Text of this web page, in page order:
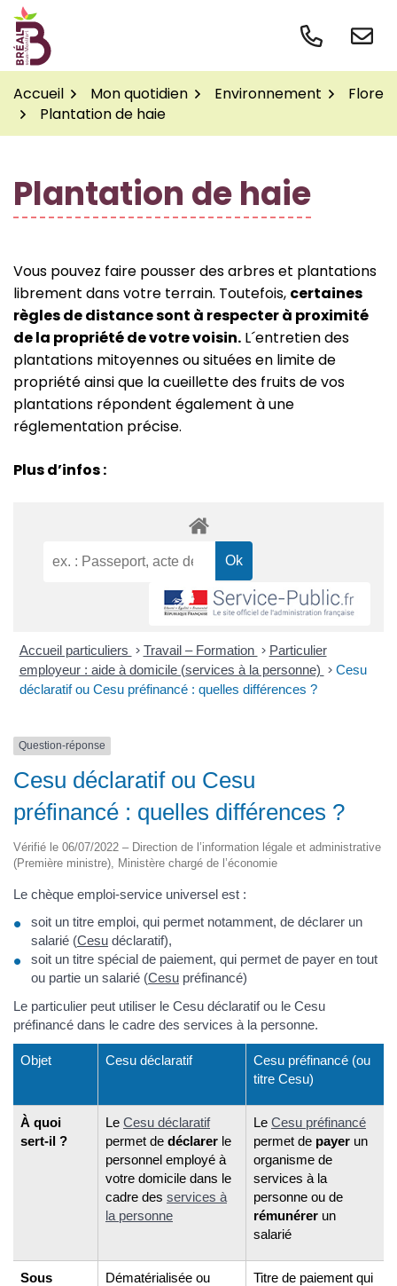
Gestion des traceurs
Aller
contenu
Accueil
Mon quotidien Environnement
Flore
Plantation de haie
Plantation de haie
Vous pouvez faire pousser des arbres et plantations
librement dans votre terrain. Toutefois, certaines
règles de distance sont à respecter à proximité
de la propriété de votre voisin. L´entretien des
plantations mitoyennes ou situées en limite de
propriété ainsi que la cueillette des fruits de vos
plantations répondent également à une
réglementation précise.
Plus d’infos :
Accueil particuliers > Travail – Formation > Particulier
employeur : aide à domicile (services à la personne) > Cesu
déclaratif ou Cesu préfinancé : quelles différences ?
Question-réponse
Cesu déclaratif ou Cesu
préfinancé : quelles différences ?
Vérifié le 06/07/2022 – Direction de l’information légale et administrative
(Première ministre), Ministère chargé de l’économie
Le chèque emploi-service universel est :
soit un titre emploi, qui permet notamment, de déclarer un
salarié (Cesu déclaratif),
soit un titre spécial de paiement, qui permet de payer en tout
ou partie un salarié (Cesu préfinancé)
Le particulier peut utiliser le Cesu déclaratif ou le Cesu
préfinancé dans le cadre des services à la personne.
Objet Cesu déclaratif
Cesu préfinancé (ou
titre Cesu)
À quoi
sert-il ?
Le Cesu déclaratif
permet de déclarer le
personnel employé à
votre domicile dans le
cadre des services à
la personne
Le Cesu préfinancé
permet de payer un
organisme de
services à la
personne ou de
rémunérer un
salarié
Sous
Dématérialisée ou
Titre de paiement qui